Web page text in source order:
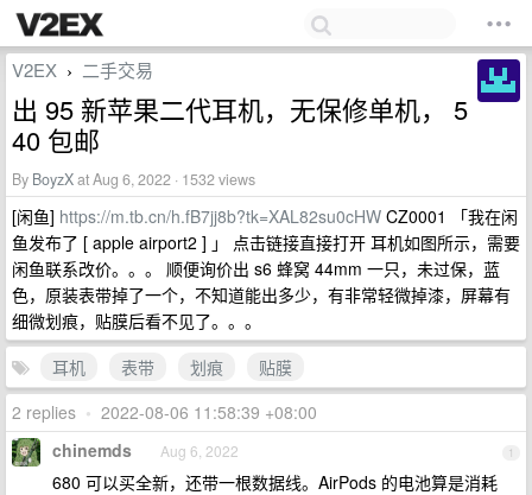
V2EX › 二手交易
出 95 新苹果二代耳机，无保修单机， 5
40 包邮
By BoyzXat Aug 6, 2022 · 1532 views
[闲鱼] https://m.tb.cn/h.fB7jj8b?tk=XAL82su0cHW CZ0001 「我在闲
鱼发布了 [ apple airport2 ] 」 点击链接直接打开 耳机如图所示，需要
闲鱼联系改价。。。 顺便询价出 s6 蜂窝 44mm 一只，未过保，蓝
色，原装表带掉了一个，不知道能出多少，有非常轻微掉漆，屏幕有
细微划痕，贴膜后看不见了。。。
耳机
表带 划痕
贴膜
2 replies • 2022-08-06 11:58:39 +08:00
1
chinemds Aug 6, 2022
680 可以买全新，还带一根数据线。AirPods 的电池算是消耗